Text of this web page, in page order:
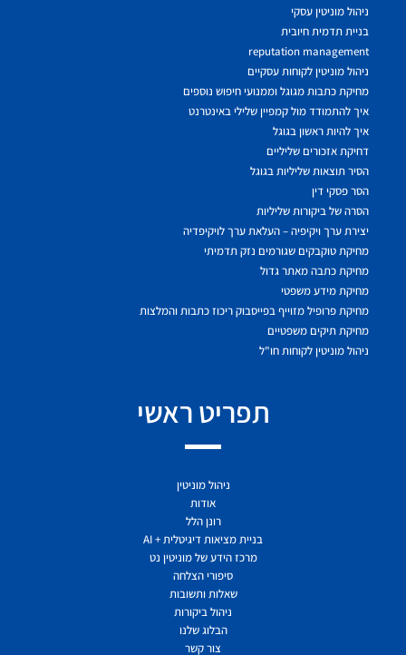
ניהול מוניטין עסקי
בניית תדמית חיובית
reputation management
ניהול מוניטין לקוחות עסקיים
מחיקת כתבות מגוגל וממנועי חיפוש נוספים
איך להתמודד מול קמפיין שלילי באינטרנט
איך להיות ראשון בגוגל
דחיקת אזכורים שליליים
הסיר תוצאות שליליות בגוגל
הסר פסקי דין
הסרה של ביקורות שליליות
יצירת ערך ויקיפיה – העלאת ערך לויקיפדיה
מחיקת טוקבקים שגורמים נזק תדמיתי
מחיקת כתבה מאתר גדול
מחיקת מידע משפטי
מחיקת פרופיל מזוייף בפייסבוק ריכוז כתבות והמלצות
מחיקת תיקים משפטיים
ניהול מוניטין לקוחות חו"ל
תפריט ראשי
ניהול מוניטין
אודות
רונן הלל
בניית מציאות דיגיטלית + AI
מרכז הידע של מוניטין נט
סיפורי הצלחה
שאלות ותשובות
ניהול ביקורות
הבלוג שלנו
צור קשר